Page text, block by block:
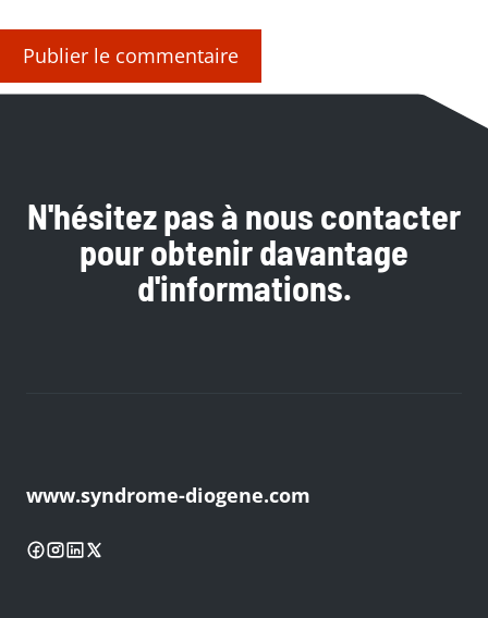
N'hésitez pas à nous contacter
pour obtenir davantage
d'informations.
www.syndrome-diogene.com